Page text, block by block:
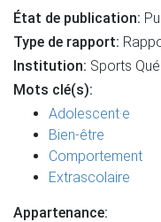
État de publication:
Type de rapport:
Institution: Sports
Mots clé(s):
Adolescent·e
Bien-être
Comportement
Extrascolaire
Appartenance: